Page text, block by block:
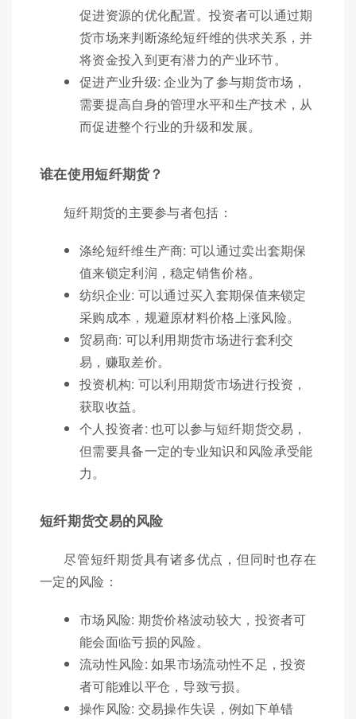
促进资源的优化配置。投资者可以通过期
货市场来判断涤纶短纤维的供求关系，并
将资金投入到更有潜力的产业环节。
促进产业升级: 企业为了参与期货市场，
需要提高自身的管理水平和生产技术，从
而促进整个行业的升级和发展。
谁在使用短纤期货？
短纤期货的主要参与者包括：
涤纶短纤维生产商: 可以通过卖出套期保
值来锁定利润，稳定销售价格。
纺织企业: 可以通过买入套期保值来锁定
采购成本，规避原材料价格上涨风险。
贸易商: 可以利用期货市场进行套利交
易，赚取差价。
投资机构: 可以利用期货市场进行投资，
获取收益。
个人投资者: 也可以参与短纤期货交易，
但需要具备一定的专业知识和风险承受能
力。
短纤期货交易的风险
尽管短纤期货具有诸多优点，但同时也存在
一定的风险：
市场风险: 期货价格波动较大，投资者可
能会面临亏损的风险。
流动性风险: 如果市场流动性不足，投资
者可能难以平仓，导致亏损。
操作风险: 交易操作失误，例如下单错